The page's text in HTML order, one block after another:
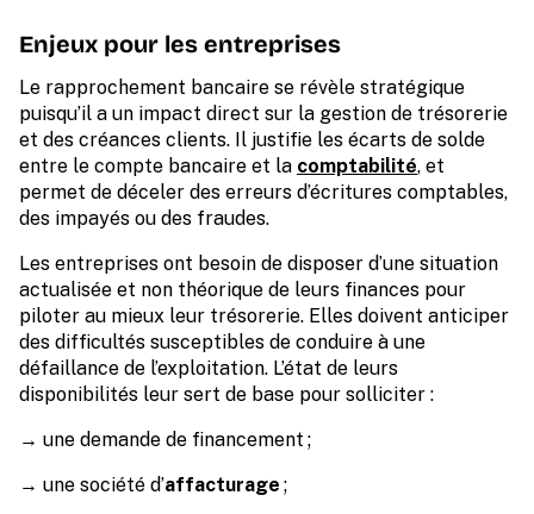
Enjeux pour les entreprises
Le rapprochement bancaire se révèle stratégique
puisqu’il a un impact direct sur la gestion de trésorerie
et des créances clients. Il justifie les écarts de solde
entre le compte bancaire et la comptabilité, et
permet de déceler des erreurs d’écritures comptables,
des impayés ou des fraudes.
Les entreprises ont besoin de disposer d’une situation
actualisée et non théorique de leurs finances pour
piloter au mieux leur trésorerie. Elles doivent anticiper
des difficultés susceptibles de conduire à une
défaillance de l’exploitation. L’état de leurs
disponibilités leur sert de base pour solliciter :
→ une demande de financement ;
→ une société d’affacturage ;